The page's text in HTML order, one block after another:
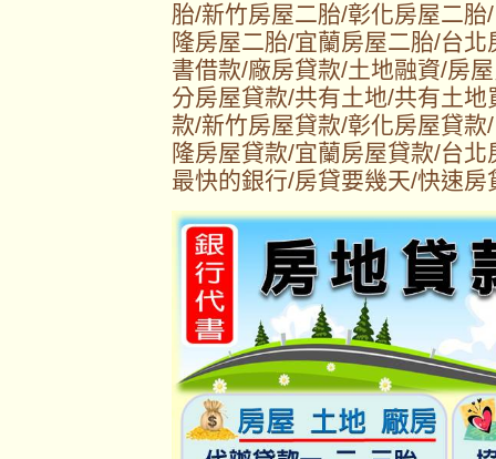
胎/新竹房屋二胎/彰化房屋二
隆房屋二胎/宜蘭房屋二胎/台
書借款/廠房貸款/土地融資/房
分房屋貸款/共有土地/共有土
款/新竹房屋貸款/彰化房屋貸
隆房屋貸款/宜蘭房屋貸款/台
最快的銀行/房貸要幾天/快速房